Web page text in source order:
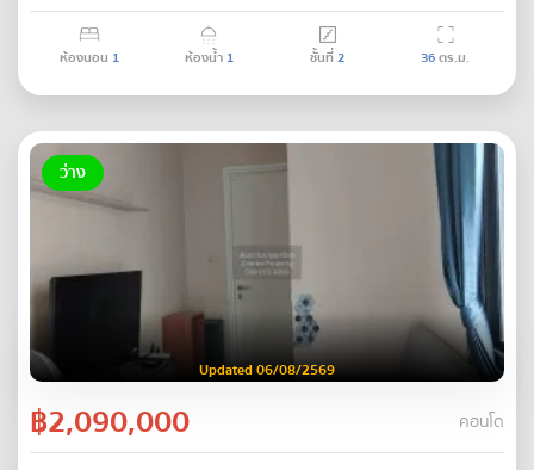
ห้องนอน 1 ห้องน้ำ 1 ชั้นที่2 36ตร.ม.
ว่าง
Updated 06/08/2569
฿2,090,000 คอนโด